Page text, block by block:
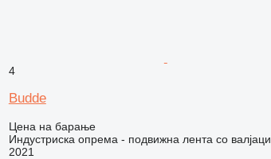
4
Budde
Цена на барање
Индустриска опрема - подвижна лента со валјаци
2021